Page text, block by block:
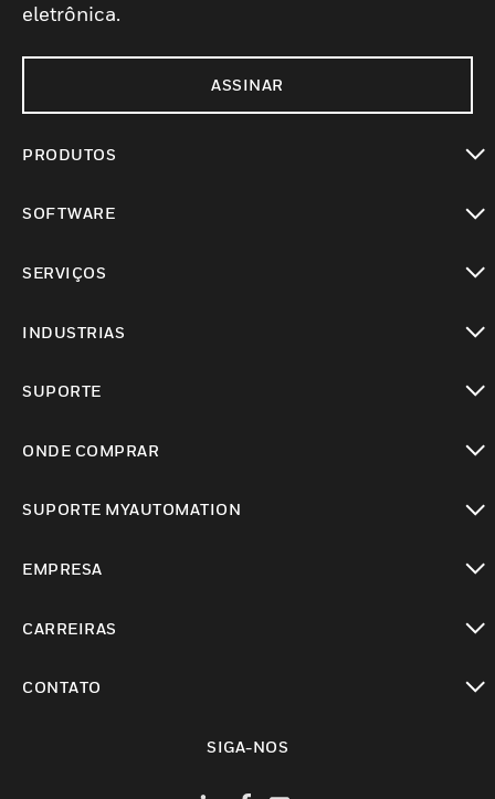
eletrônica.
ASSINAR
PRODUTOS
SOFTWARE
SERVIÇOS
INDUSTRIAS
SUPORTE
ONDE COMPRAR
SUPORTE MYAUTOMATION
EMPRESA
CARREIRAS
CONTATO
SIGA-NOS